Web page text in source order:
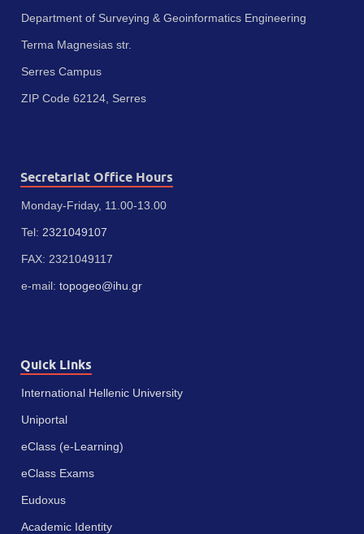
Department of Surveying & Geoinformatics Engineering
Terma Magnesias str.
Serres Campus
ZIP Code 62124, Serres
Secretariat Office Hours
Monday-Friday, 11.00-13.00
Tel: 2321049107
FAX: 2321049117
e-mail: topogeo@ihu.gr
Quick Links
International Hellenic University
Uniportal
eClass (e-Learning)
eClass Exams
Eudoxus
Academic Identity